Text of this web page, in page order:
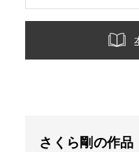
さくら剛の作品